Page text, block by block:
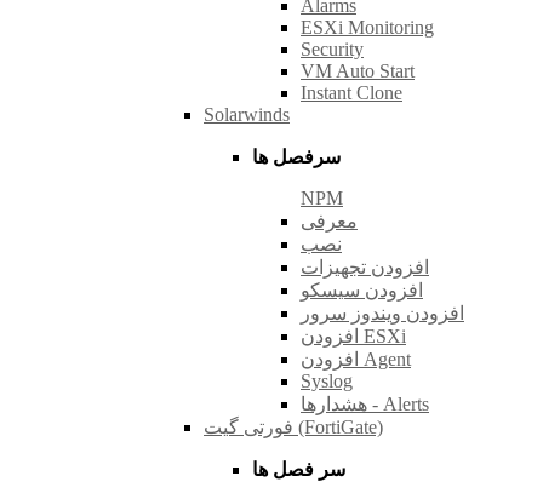
Alarms
ESXi Monitoring
Security
VM Auto Start
Instant Clone
Solarwinds
سرفصل ها
NPM
معرفی
نصب
افزودن تجهیزات
افزودن سیسکو
افزودن ویندوز سرور
افزودن ESXi
افزودن Agent
Syslog
هشدارها - Alerts
فورتی گیت (FortiGate)
سر فصل ها